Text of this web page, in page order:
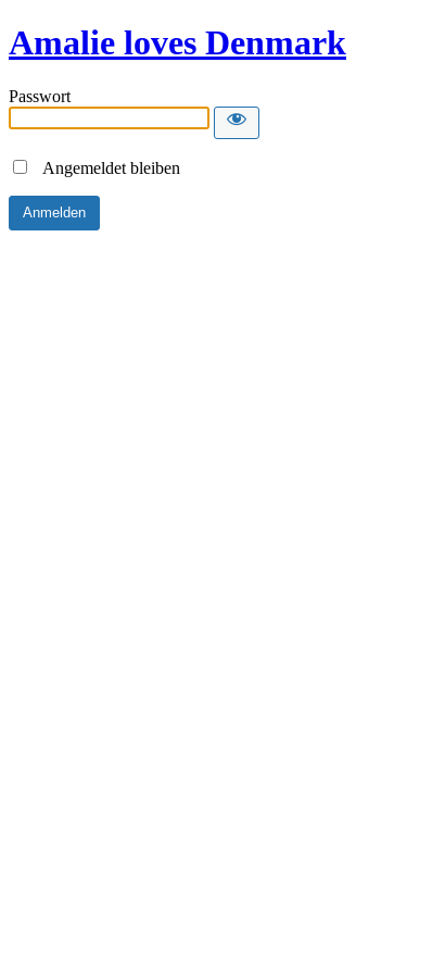
Amalie loves Denmark
Passwort
Angemeldet bleiben